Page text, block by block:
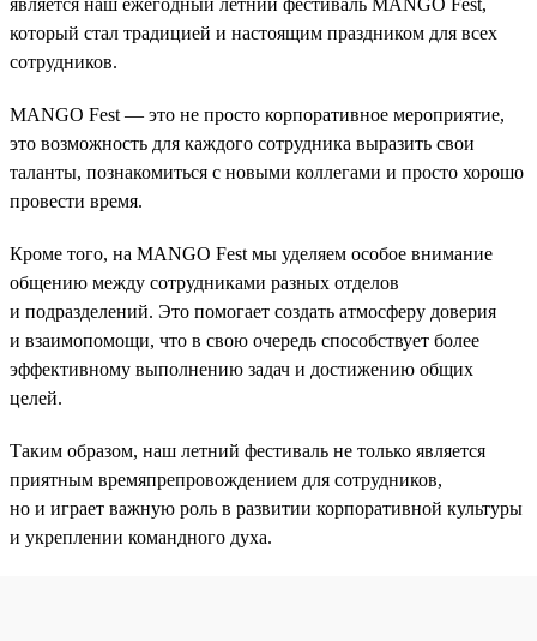
является наш ежегодный летний фестиваль MANGO Fest,
который стал традицией и настоящим праздником для всех
сотрудников.
MANGO Fest — это не просто корпоративное мероприятие,
это возможность для каждого сотрудника выразить свои
таланты, познакомиться с новыми коллегами и просто хорошо
провести время.
Кроме того, на MANGO Fest мы уделяем особое внимание
общению между сотрудниками разных отделов
и подразделений. Это помогает создать атмосферу доверия
и взаимопомощи, что в свою очередь способствует более
эффективному выполнению задач и достижению общих
целей.
Таким образом, наш летний фестиваль не только является
приятным времяпрепровождением для сотрудников,
но и играет важную роль в развитии корпоративной культуры
и укреплении командного духа.